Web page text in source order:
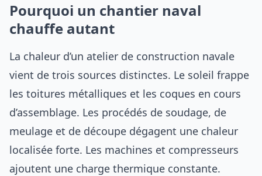
Pourquoi un chantier naval
chauffe autant
La chaleur d’un atelier de construction navale
vient de trois sources distinctes. Le soleil frappe
les toitures métalliques et les coques en cours
d’assemblage. Les procédés de soudage, de
meulage et de découpe dégagent une chaleur
localisée forte. Les machines et compresseurs
ajoutent une charge thermique constante.